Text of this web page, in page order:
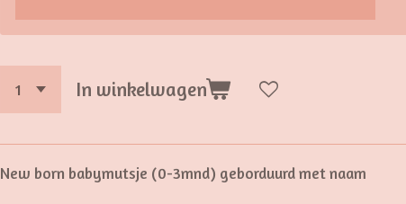
In winkelwagen
New born babymutsje (0-3mnd) geborduurd met naam